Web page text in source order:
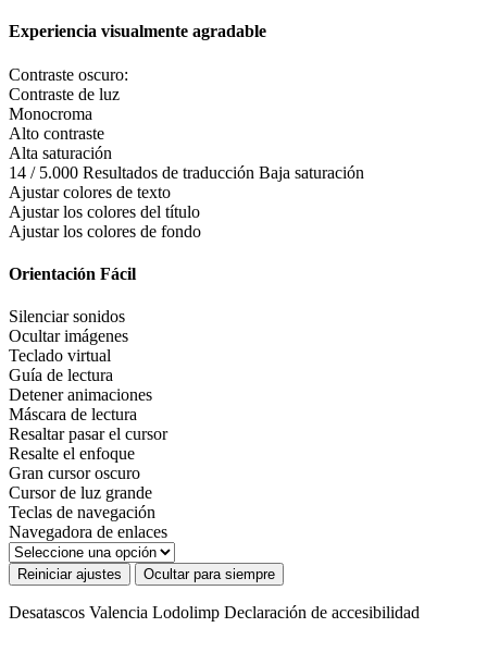
Experiencia visualmente agradable
Contraste oscuro:
Contraste de luz
Monocroma
Alto contraste
Alta saturación
14 / 5.000 Resultados de traducción Baja saturación
Ajustar colores de texto
Ajustar los colores del título
Ajustar los colores de fondo
Orientación Fácil
Silenciar sonidos
Ocultar imágenes
Teclado virtual
Guía de lectura
Detener animaciones
Máscara de lectura
Resaltar pasar el cursor
Resalte el enfoque
Gran cursor oscuro
Cursor de luz grande
Teclas de navegación
Navegadora de enlaces
Reiniciar ajustes Ocultar para siempre
Desatascos Valencia Lodolimp Declaración de accesibilidad